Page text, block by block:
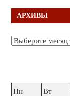
АРХИВЫ
Архивы
Пн
Вт